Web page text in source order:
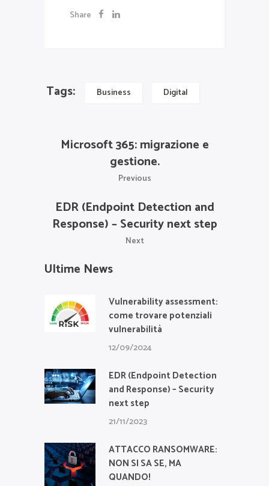
Share
Tags: Business Digital
Microsoft 365: migrazione e
gestione.
Previous
EDR (Endpoint Detection and
Response) – Security next step
Next
Ultime News
Vulnerability assessment:
come trovare potenziali
vulnerabilità
12/09/2024
EDR (Endpoint Detection
and Response) – Security
next step
21/11/2023
ATTACCO RANSOMWARE:
NON SI SA SE, MA
QUANDO!